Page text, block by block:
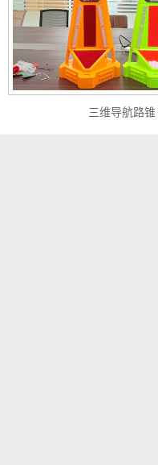
三维导航路锥